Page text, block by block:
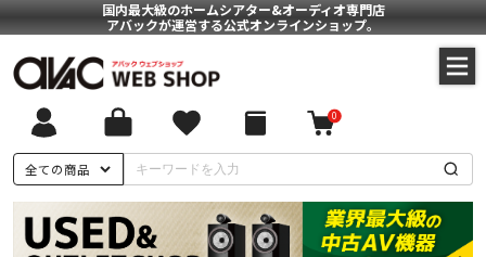
国内最大級のホームシアター&オーディオ専門店
アバックが運営する公式オンラインショップ。
全ての商品
0